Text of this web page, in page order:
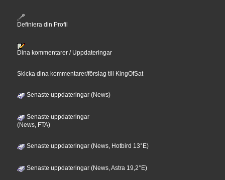
Definiera din Profil
Dina kommentarer / Uppdateringar
Skicka dina kommentarer/förslag till KingOfSat
Senaste uppdateringar (News)
Senaste uppdateringar
(News, FTA)
Senaste uppdateringar (News, Hotbird 13°E)
Senaste uppdateringar (News, Astra 19,2°E)